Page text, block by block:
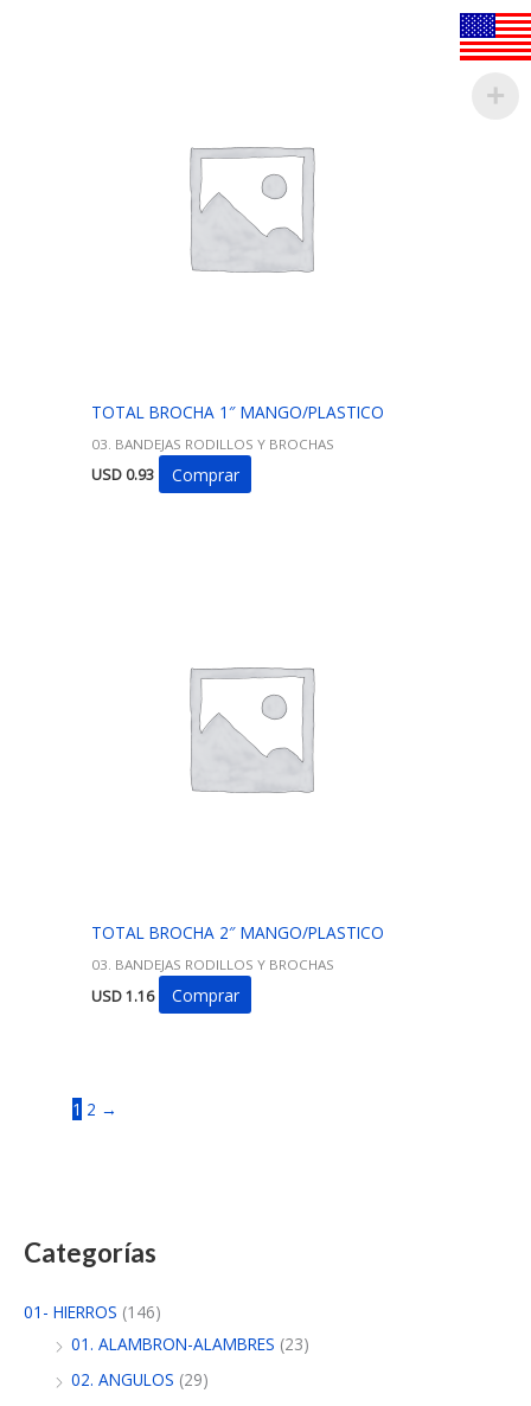
Categorías
01- HIERROS (146)
01. ALAMBRON-ALAMBRES (23)
02. ANGULOS (29)
TOTAL BROCHA 1″ MANGO/PLASTICO
03. BANDEJAS RODILLOS Y BROCHAS
USD 0.93 Comprar
TOTAL BROCHA 2″ MANGO/PLASTICO
03. BANDEJAS RODILLOS Y BROCHAS
USD1.16 Comprar
1 2 →